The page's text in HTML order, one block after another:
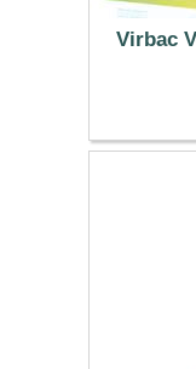
Virbac